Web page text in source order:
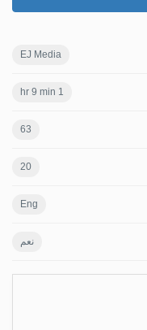
EJ Media
1 hr 9 min
63
20
Eng
نعم